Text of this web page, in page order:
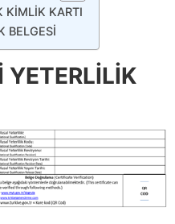
KİMLİK KARTI
BELGESİ
YETERLİLİK